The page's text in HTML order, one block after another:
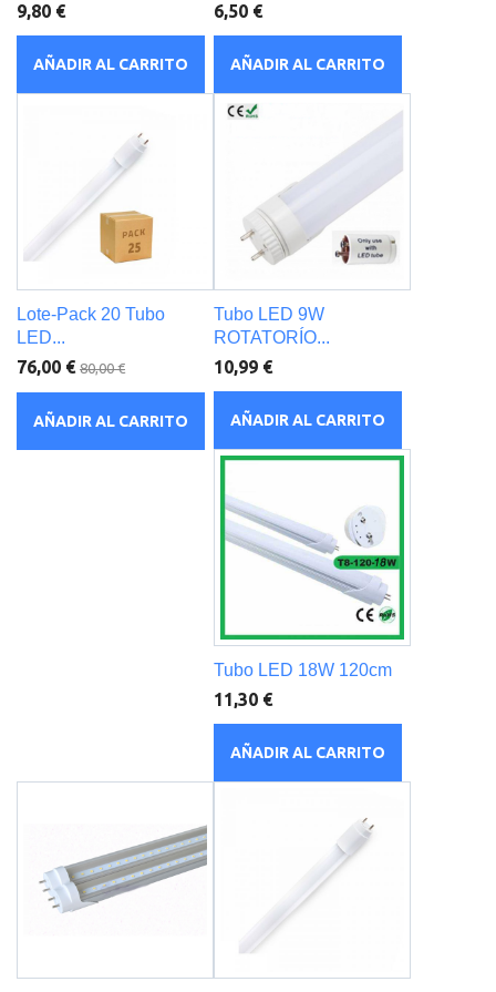
9,80 €
AÑADIR AL CARRITO
6,50 €
AÑADIR AL CARRITO
Lote-Pack 20 Tubo
LED...
76,00 € 80,00 €
AÑADIR AL CARRITO
Tubo LED 9W
ROTATORÍO...
10,99 €
AÑADIR AL CARRITO
Tubo LED 18W 120cm
11,30 €
AÑADIR AL CARRITO